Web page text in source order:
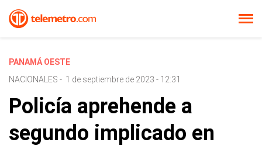
PANAMÁ OESTE
NACIONALES - 1 de septiembre de 2023 - 12:31
Policía aprehende a
segundo implicado en